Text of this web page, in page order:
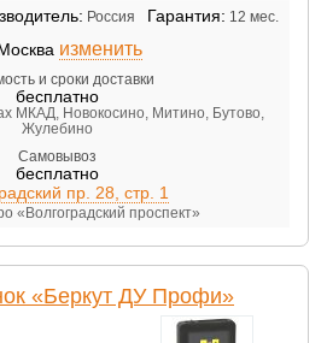
Россия Гарантия: 12 мес.
изменить
и сроки доставки
бесплатно
МКАД, Новокосино, Митино, Бутово,
Жулебино
Самовывоз
бесплатно
пр. 28, стр. 1
«Волгоградский проспект»
«Беркут ДУ Профи»